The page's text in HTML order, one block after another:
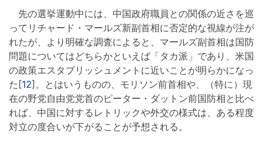
先の選挙運動中には、中国政府職員との関係の近さを巡
ってリチャード・マールズ新副首相に否定的な視線が注が
れたが、より明確な調査によると、マールズ副首相は国防
問題についてはどちらかといえば「タカ派」であり、米国
の政策エスタブリッシュメントに近いことが明らかになっ
た[12]。とはいうものの、モリソン前首相や、（特に）現
在の野党自由党党首のピーター・ダットン前国防相と比べ
れば、中国に対するレトリックや外交の様式は、ある程度
対立の度合いが下がることが予想される。